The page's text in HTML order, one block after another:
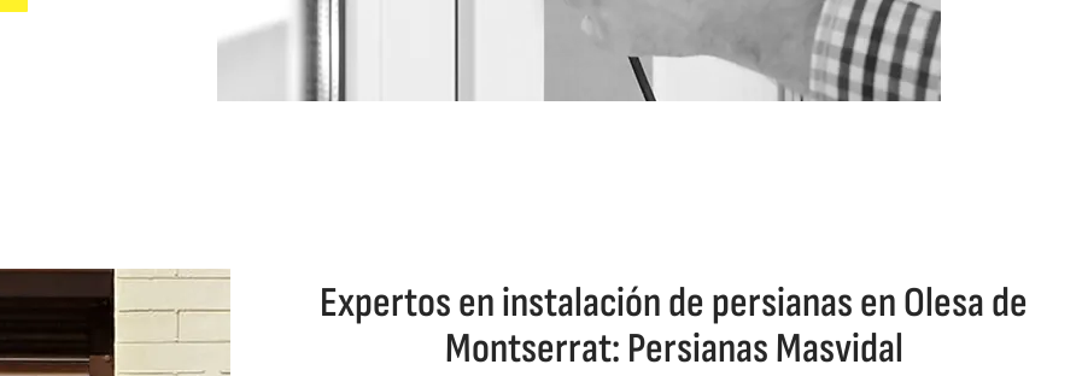
Expertos en instalación de persianas en Olesa de
Montserrat: Persianas Masvidal